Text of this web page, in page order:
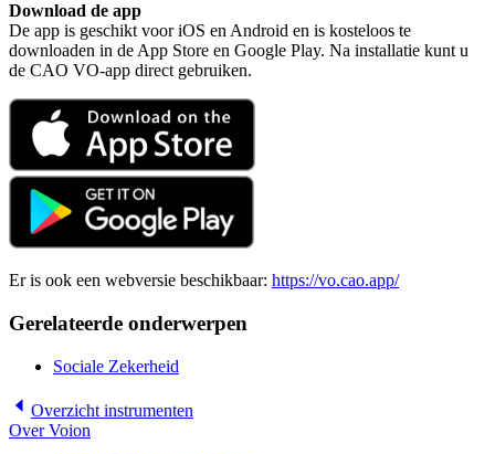
Download de app
De app is geschikt voor iOS en Android en is kosteloos te
downloaden in de App Store en Google Play. Na installatie kunt u
de CAO VO-app direct gebruiken.
Er is ook een webversie beschikbaar: https://vo.cao.app/
Gerelateerde onderwerpen
Sociale Zekerheid
Overzicht instrumenten
Over Voion